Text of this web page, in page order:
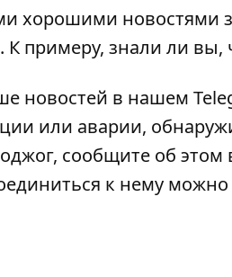
хорошими новостями
. К примеру, знали ли вы,
новостей в нашем
или аварии,
сообщите об этом
к нему можно